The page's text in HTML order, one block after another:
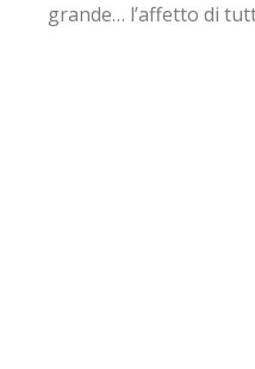
grande… l’affetto di